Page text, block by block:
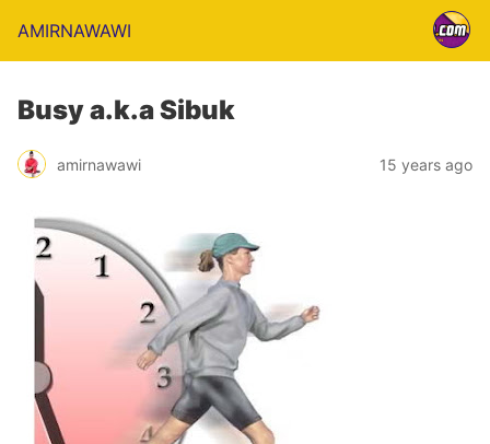
AMIRNAWAWI
Busy a.k.a Sibuk
amirnawawi 15 years ago